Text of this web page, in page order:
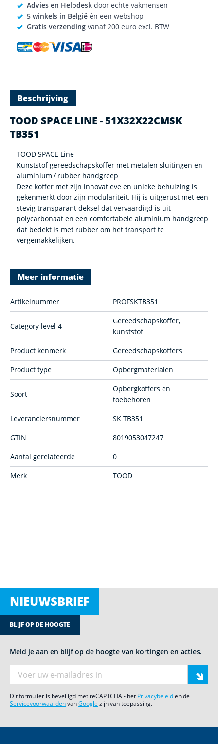
Advies en Helpdesk door echte vakmensen
5 winkels in België én een webshop
Gratis verzending vanaf 200 euro excl. BTW
Beschrijving
TOOD SPACE LINE - 51X32X22CMSK
TB351
TOOD SPACE Line
Kunststof gereedschapskoffer met metalen sluitingen en
aluminium / rubber handgreep
Deze koffer met zijn innovatieve en unieke behuizing is
gekenmerkt door zijn modulariteit. Hij is uitgerust met een
stevig transparant deksel dat vervaardigd is uit
polycarbonaat en een comfortabele aluminium handgreep
dat bedekt is met rubber om het transport te
vergemakkelijken.
Meer informatie
Artikelnummer PROFSKTB351
Category level 4
Gereedschapskoffer,
kunststof
Product kenmerk Gereedschapskoffers
Product type Opbergmaterialen
Soort
Opbergkoffers en
toebehoren
Leveranciersnummer SK TB351
GTIN 8019053047247
Aantal gerelateerde 0
Merk TOOD
NIEUWSBRIEF
BLIJF OP DE HOOGTE
Meld je aan en blijf op de hoogte van kortingen en acties.
Dit formulier is beveiligd met reCAPTCHA - het Privacybeleiden de
ServicevoorwaardenvanGoogle zijn van toepassing.